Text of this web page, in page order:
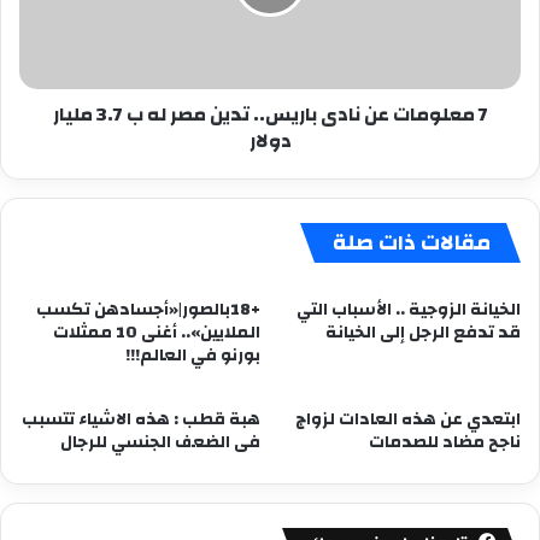
ب
7 معلومات عن نادى باريس.. تدين مصر له ب 3.7 مليار
دولار
مقالات ذات صلة
الخيانة الزوجية .. الأسباب التي
قد تدفع الرجل إلى الخيانة
+18بالصور|«أجسادهن تكسب
الملايين».. أغنى 10 ممثلات
بورنو في العالم!!!
ابتعدي عن هذه العادات لزواج
ناجح مضاد للصدمات
هبة قطب : هذه الاشياء تتسبب
فى الضعف الجنسي للرجال